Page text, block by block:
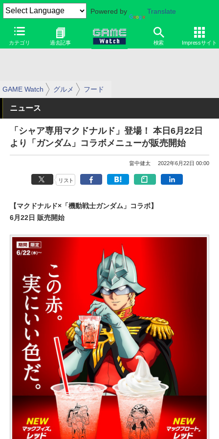
Powered by Translate
カテゴリ 過去記事 検索 Impressサイト
GAME Watch グルメ フード
ニュース
「シャア専用マクドナルド」登場！ 本日6月22日
より「ガンダム」コラボメニューが販売開始
畠中健太 2022年6月22日 00:00
リスト
【マクドナルド×「機動戦士ガンダム」コラボ】
6月22日 販売開始